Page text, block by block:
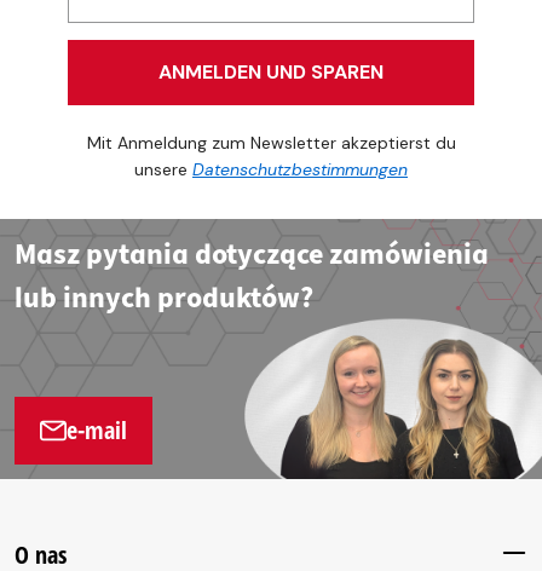
ANMELDEN UND SPAREN
Mit Anmeldung zum Newsletter akzeptierst du
unsere Datenschutzbestimmungen
Masz pytania dotyczące zamówienia
lub innych produktów?
e-mail
O nas